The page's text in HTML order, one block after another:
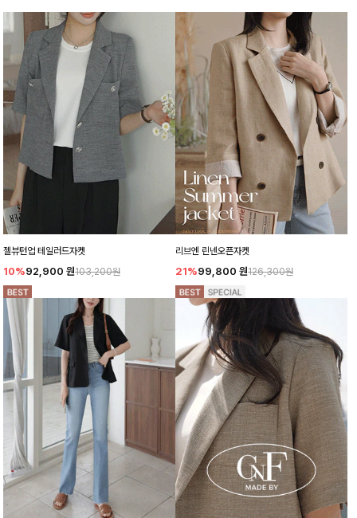
젤뷰턴업 테일러드자켓
10%92,900 원103,200원
리브엔 린넨오픈자켓
21%99,800 원126,300원